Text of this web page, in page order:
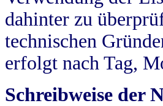
dahinter zu
technischen
erfolgt nach Tag,
Schreibweise der